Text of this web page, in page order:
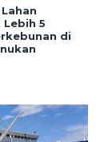
Lebih 5
di